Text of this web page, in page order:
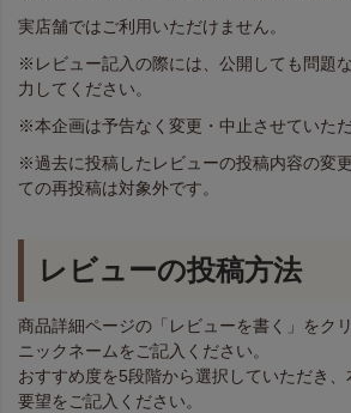
実店舗ではご利用いただけません。
※レビュー記入の際には、公開しても問題
力してください。
※本企画は予告なく変更・中止させていた
※過去に投稿したレビューの投稿内容の変
ての再投稿は対象外です。
レビューの投稿方法
商品詳細ページの「レビューを書く」をク
ニックネームをご記入ください。
おすすめ度を5段階から選択していただき
要望をご記入ください。